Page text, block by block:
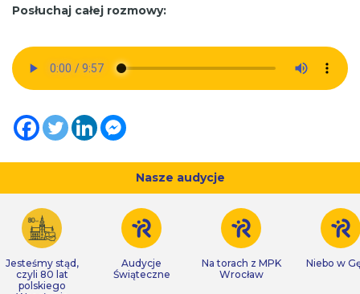
Posłuchaj całej rozmowy:
Nasze audycje
Jesteśmy stąd,
czyli 80 lat
polskiego
Audycje
Świąteczne
Na torach z MPK
Wrocław
Niebo w